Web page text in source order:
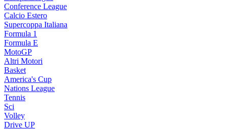
Conference League
Calcio Estero
Supercoppa Italiana
Formula 1
Formula E
MotoGP
Altri Motori
Basket
America's Cup
Nations League
Tennis
Sci
Volley
Drive UP